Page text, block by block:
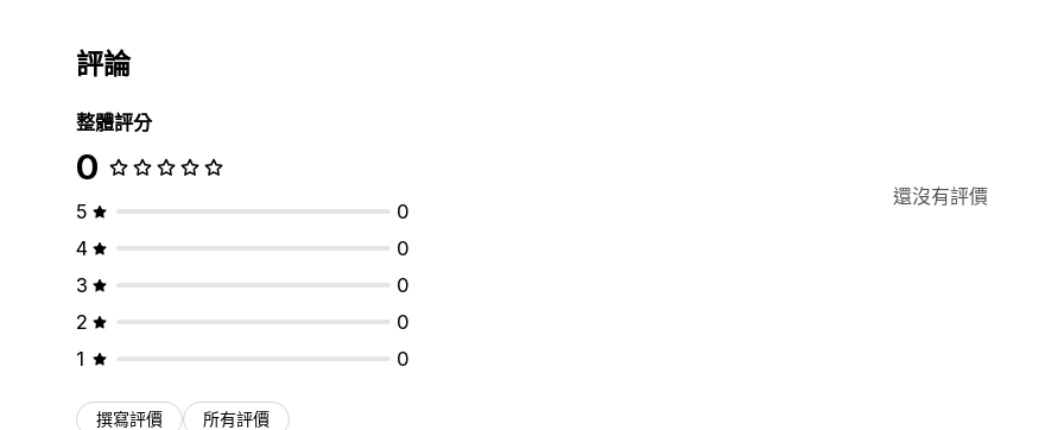
評論
整體評分
0
5
0
4
0
3
0
2
0
1
0
撰寫評價 所有評價
還沒有評價